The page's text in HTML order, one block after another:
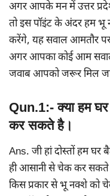
अगर आपके मन में उत्तर
तो इस पॉइंट के अंदर हम भू
करेंगे, यह सवाल आमतौर
अगर आपका कोई आम सवाल
जवाब आपको जरूर मिल
Qun.1:- क्या हम
कर सकते है।
Ans. जी हां दोस्तों हम घर
ही आसानी से चेक कर
किस प्रकार से भू नक्शे